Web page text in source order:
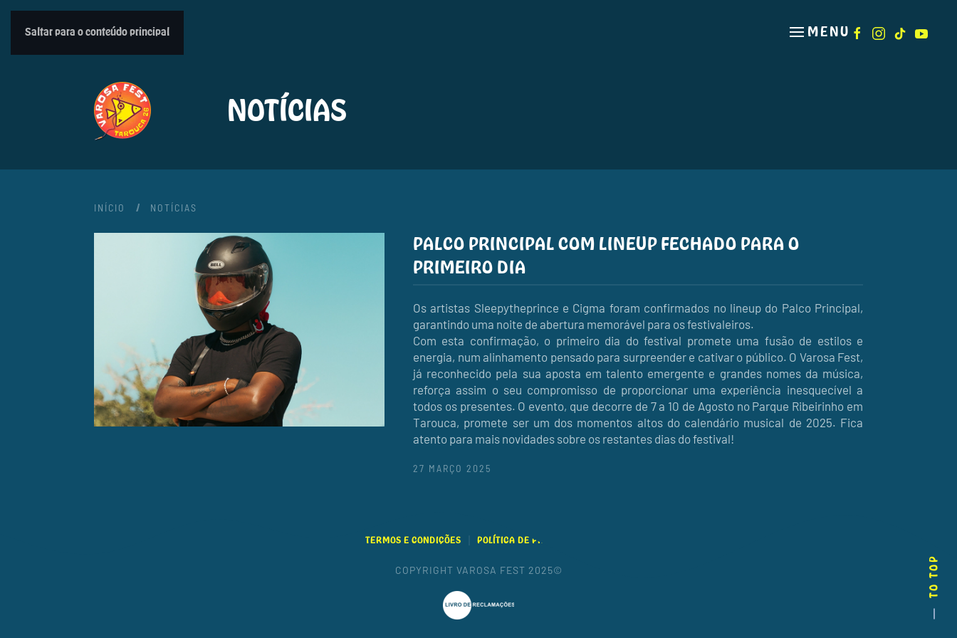
Saltar para o conteúdo principal MENU
NOTÍCIAS
INÍCIO NOTÍCIAS
PALCO PRINCIPAL COM LINEUP FECHADO PARA O
PRIMEIRO DIA
Os artistas Sleepytheprince e Cigma foram confirmados no lineup do Palco Principal,
garantindo uma noite de abertura memorável para os festivaleiros.
Com esta confirmação, o primeiro dia do festival promete uma fusão de estilos e
energia, num alinhamento pensado para surpreender e cativar o público. O Varosa Fest,
já reconhecido pela sua aposta em talento emergente e grandes nomes da música,
reforça assim o seu compromisso de proporcionar uma experiência inesquecível a
todos os presentes. O evento, que decorre de 7 a 10 de Agosto no Parque Ribeirinho em
Tarouca, promete ser um dos momentos altos do calendário musical de 2025. Fica
atento para mais novidades sobre os restantes dias do festival!
27 MARÇO 2025
TERMOS E CONDIÇÕES POLÍTICA DE PRIVACIDADE
COPYRIGHT VAROSA FEST 2025© TO TOP